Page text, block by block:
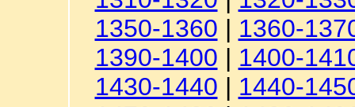
1350-1360 | 1360-
1390-1400 | 1400-
1430-1440 | 1440-